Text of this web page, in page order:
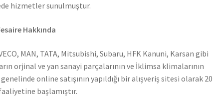
hizmetler sunulmuştur.
Hakkında
MAN, TATA, Mitsubishi, Subaru, HFK Kanuni, Karsan gibi
orjinal ve yan sanayi parçalarının ve İklimsa klimalarının
online satışının yapıldığı bir alışveriş sitesi olarak
başlamıştır.